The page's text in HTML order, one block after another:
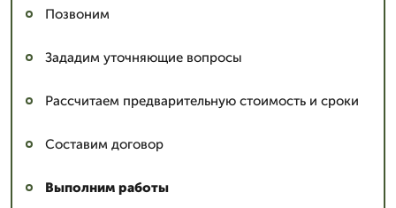
Позвоним
Зададим уточняющие вопросы
Рассчитаем предварительную стоимость и сроки
Составим договор
Выполним работы